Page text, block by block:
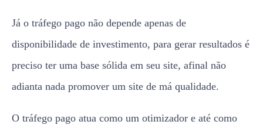
Já o tráfego pago não depende apenas de
disponibilidade de investimento, para gerar resultados é
preciso ter uma base sólida em seu site, afinal não
adianta nada promover um site de má qualidade.
O tráfego pago atua como um otimizador e até como